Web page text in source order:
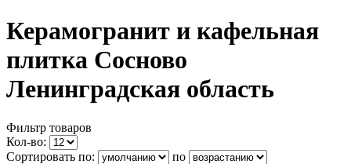
Керамогранит и кафельная
плитка Сосново
Ленинградская область
Фильтр товаров
Кол-во:
Сортировать по:
по